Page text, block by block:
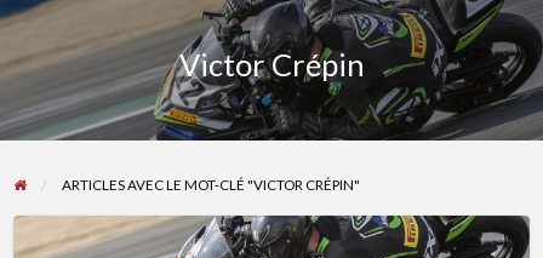
Victor Crépin
ARTICLES AVEC LE MOT-CLÉ "VICTOR CRÉPIN"